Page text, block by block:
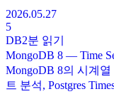
2026.05.27
5
DB2분 읽기
MongoDB 8 — Time
MongoDB 8의 시계열
트 분석, Postgres